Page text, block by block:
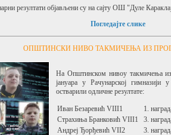
резултати објављени су на сајту ОШ "Дуле
Погледајте слике
ОПШТИНСКИ НИВО ТАКМИЧЕЊА ИЗ
На Општинском нивоу такмичења
јануара у Рачунарској
остварили одличне резултате:
Иван Безаревић VIII1
1.
Страхиња БранковићVIII1
3.
Андреј ЂорђевићVII2
3.